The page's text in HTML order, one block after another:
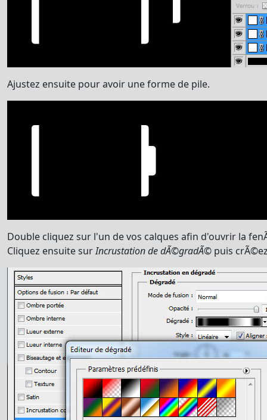
Ajustez ensuite pour avoir une forme de pile.
Double cliquez sur l'un de vos calques afin d'ouvrir la
Cliquez ensuite surIncrustation de dÃ©gradÃ© puis